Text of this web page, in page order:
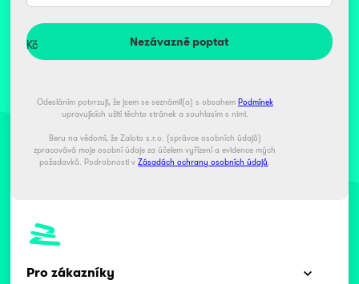
Kč
Odesláním potvrzuji, že jsem se seznámil(a) s obsahem Podmínek
upravujících užití těchto stránek a souhlasím s nimi.
Beru na vědomí, že Zaloto s.r.o. (správce osobních údajů)
zpracovává moje osobní údaje za účelem vyřízení a evidence mých
požadavků. Podrobnosti vZásadách ochrany osobních údajů.
Pro zákazníky